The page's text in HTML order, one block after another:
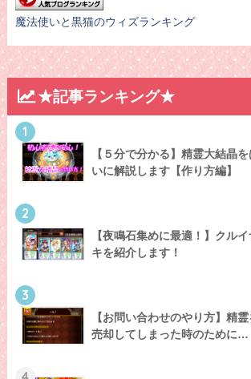
魔法使いと黒猫のウィズランキング
★記事ランキング★
1
【５分で分かる】精霊大結晶
いに解説します【作り方編】
2
【夜鳴石集めに最適！】クル
キを紹介します！
3
【お問い合わせのやり方】精
売却してしまった時のために…